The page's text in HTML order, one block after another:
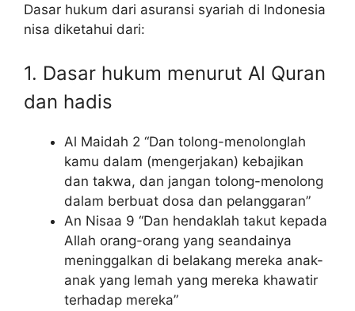
Dasar hukum dari asuransi syariah di Indonesia
nisa diketahui dari:
1. Dasar hukum menurut Al Quran
dan hadis
Al Maidah 2 “Dan tolong-menolonglah
kamu dalam (mengerjakan) kebajikan
dan takwa, dan jangan tolong-menolong
dalam berbuat dosa dan pelanggaran”
An Nisaa 9 “Dan hendaklah takut kepada
Allah orang-orang yang seandainya
meninggalkan di belakang mereka anak-
anak yang lemah yang mereka khawatir
terhadap mereka”